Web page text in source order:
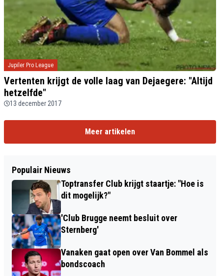
Jupiler Pro League
Vertenten krijgt de volle laag van Dejaegere: "Altijd
hetzelfde"
13 december 2017
Meer artikelen
Populair Nieuws
Toptransfer Club krijgt staartje: "Hoe is
dit mogelijk?"
'Club Brugge neemt besluit over
Sternberg'
Vanaken gaat open over Van Bommel als
bondscoach